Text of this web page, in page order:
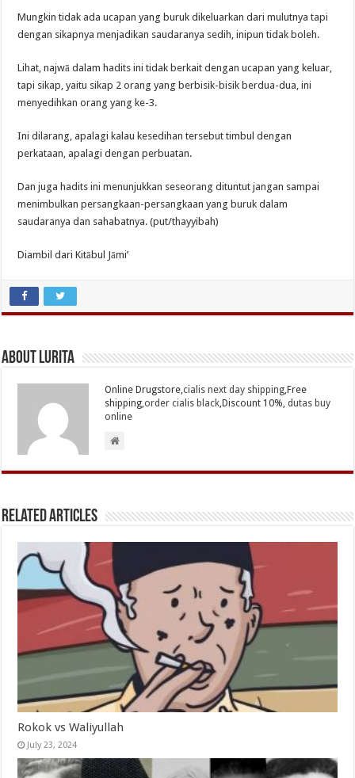
Mungkin tidak ada ucapan yang buruk dikeluarkan dari mulutnya tapi
dengan sikapnya menjadikan saudaranya sedih, inipun tidak boleh.
Lihat, najwā dalam hadits ini tidak berkait dengan ucapan yang keluar,
tapi sikap, yaitu sikap 2 orang yang berbisik-bisik berdua-dua, ini
menyedihkan orang yang ke-3.
Ini dilarang, apalagi kalau kesedihan tersebut timbul dengan
perkataan, apalagi dengan perbuatan.
Dan juga hadits ini menunjukkan seseorang dituntut jangan sampai
menimbulkan persangkaan-persangkaan yang buruk dalam
saudaranya dan sahabatnya. (put/thayyibah)
Diambil dari Kitābul Jāmi’
About Lurita
Online Drugstore,cialis next day shipping ,Free
shipping, order cialis black ,Discount 10%,dutas buy
online
Related Articles
Rokok vs Waliyullah
July 23, 2024